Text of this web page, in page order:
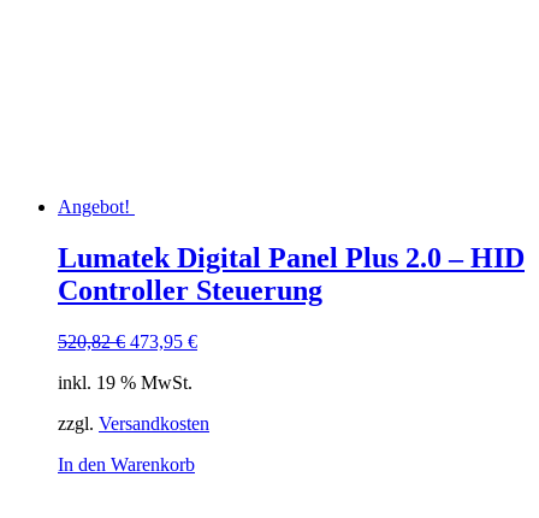
Angebot!
Lumatek Digital Panel Plus 2.0 – HID
Controller Steuerung
520,82€ Ursprünglicher
war:
473,95 €Aktueller
inkl. 19 % MwSt.
zzgl. Versandkosten
In den Warenkorb